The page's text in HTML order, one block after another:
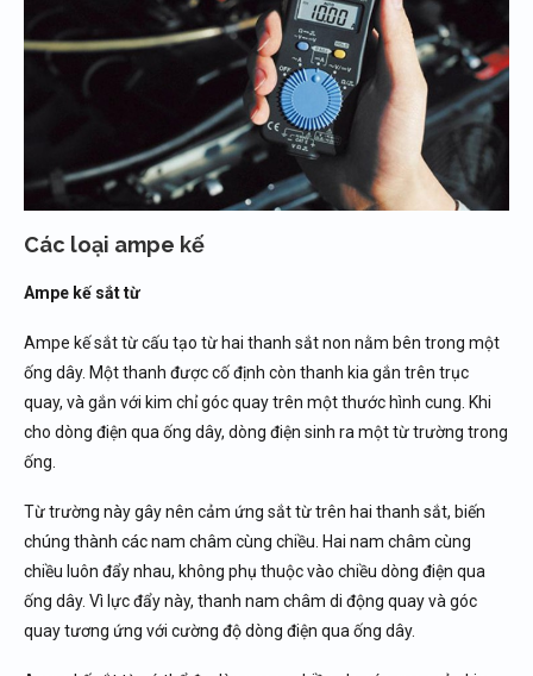
Các loại ampe kế
Ampe kế sắt từ
Ampe kế sắt từ cấu tạo từ hai thanh sắt non nằm bên trong một
ống dây. Một thanh được cố định còn thanh kia gắn trên trục
quay, và gắn với kim chỉ góc quay trên một thước hình cung. Khi
cho dòng điện qua ống dây, dòng điện sinh ra một từ trường trong
ống.
Từ trường này gây nên cảm ứng sắt từ trên hai thanh sắt, biến
chúng thành các nam châm cùng chiều. Hai nam châm cùng
chiều luôn đẩy nhau, không phụ thuộc vào chiều dòng điện qua
ống dây. Vì lực đẩy này, thanh nam châm di động quay và góc
quay tương ứng với cường độ dòng điện qua ống dây.